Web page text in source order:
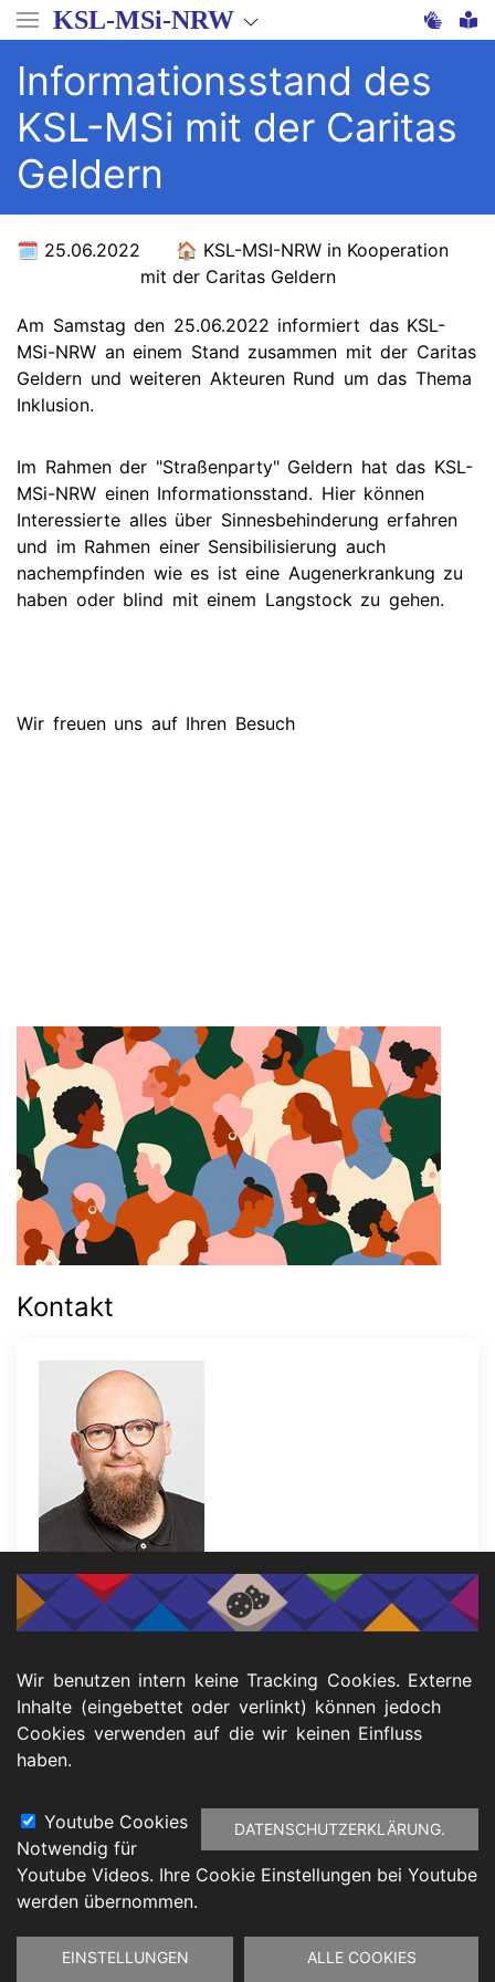
Direkt
zum
Inhalt
KSL-MSi-NRW
Informationsstand des
KSL-MSi mit der Caritas
Geldern
25.06.2022
KSL-MSI-NRW in Kooperation
mit der Caritas Geldern
Am Samstag den 25.06.2022 informiert das KSL-
MSi-NRW an einem Stand zusammen mit der Caritas
Geldern und weiteren Akteuren Rund um das Thema
Inklusion.
Im Rahmen der "Straßenparty" Geldern hat das KSL-
MSi-NRW einen Informationsstand. Hier können
Interessierte alles über Sinnesbehinderung erfahren
und im Rahmen einer Sensibilisierung auch
nachempfinden wie es ist eine Augenerkrankung zu
haben oder blind mit einem Langstock zu gehen.
Wir freuen uns auf Ihren Besuch
Kontakt
Julian Rohlfing
Telefon: 0201 125 167 02
E-Mail:julian.rohlfing@ksl-msi-nrw.de
Footer Barrierefreiheitserklärung
Wir benutzen intern keine Tracking Cookies. Externe
Inhalte (eingebettet oder verlinkt) können jedoch
Cookies verwenden auf die wir keinen Einfluss
haben.
DATENSCHUTZERKLÄRUNG.
Youtube Cookies
Notwendig für
Youtube Videos. Ihre Cookie Einstellungen bei Youtube
werden übernommen.
EINSTELLUNGEN ALLE COOKIES
Zustimmung
zurückziehen